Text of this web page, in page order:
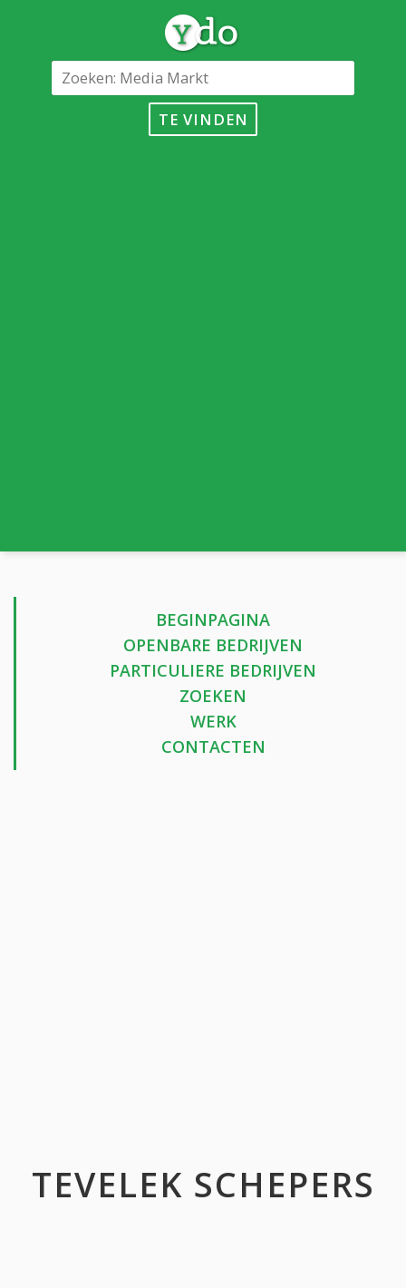
TE VINDEN
BEGINPAGINA
OPENBARE BEDRIJVEN
PARTICULIERE BEDRIJVEN
ZOEKEN
WERK
CONTACTEN
TEVELEK SCHEPERS